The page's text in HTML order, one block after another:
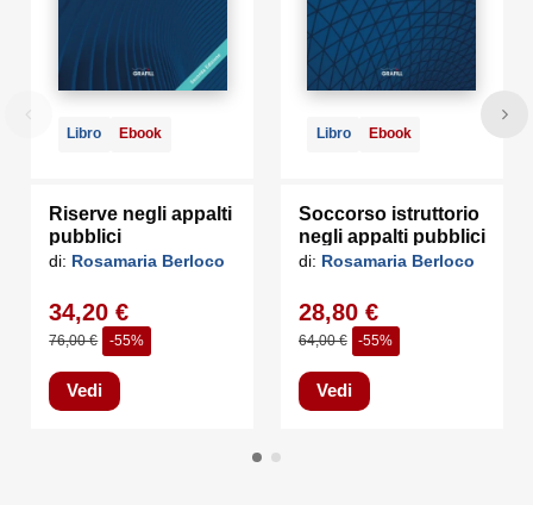
Libro Ebook
Riserve negli appalti
pubblici
di: Rosamaria Berloco
34,20 €
76,00 € -55%
Vedi
Libro Ebook
Soccorso istruttorio
negli appalti pubblici
di: Rosamaria Berloco
28,80 €
64,00 € -55%
Vedi